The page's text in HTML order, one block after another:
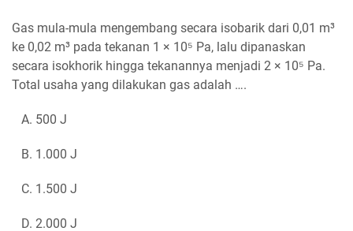
Gas mula-mula mengembang secara isobarik dari 0,01 m³
ke 0,02 m³ pada tekanan 1 × 10⁵ Pa, lalu dipanaskan
secara isokhorik hingga tekanannya menjadi 2 × 10⁵ Pa.
Total usaha yang dilakukan gas adalah ….
A. 500 J
B. 1.000 J
C. 1.500 J
D. 2.000 J